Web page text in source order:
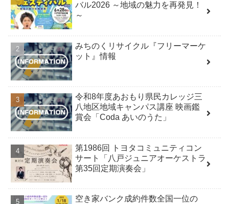
バル2026 ～地域の魅力を再発見！
～
みちのくリサイクル『フリーマーケ
ット』情報
令和8年度あおもり県民カレッジ三
八地区地域キャンパス講座 映画鑑
賞会「Coda あいのうた」
第1986回 トヨタコミュニティコン
サート「八戸ジュニアオーケストラ
第35回定期演奏会」
空き家バンク成約件数全国一位の